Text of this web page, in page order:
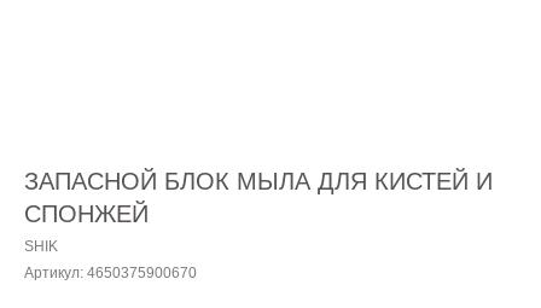
ЗАПАСНОЙ БЛОК МЫЛА ДЛЯ КИСТЕЙ И
СПОНЖЕЙ
SHIK
Артикул: 4650375900670